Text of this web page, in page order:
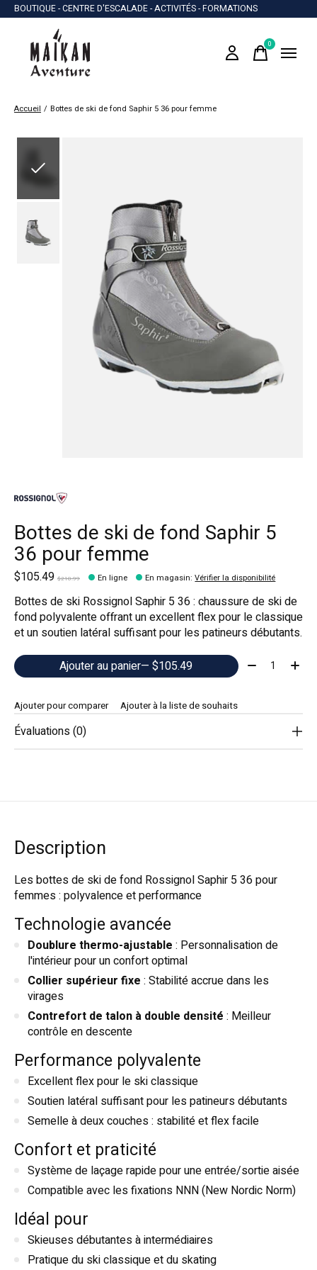
BOUTIQUE - CENTRE D'ESCALADE - ACTIVITÉS - FORMATIONS
0items
Accueil / Bottes de ski de fond Saphir 5 36 pour femme
Bottes de ski de fond Saphir 5
36 pour femme
$105.49 $210.99 En ligne En magasin:Vérifier la disponibilité
Bottes de ski Rossignol Saphir 5 36 : chaussure de ski de
fond polyvalente offrant un excellent flex pour le classique
et un soutien latéral suffisant pour les patineurs débutants.
Ajouter au panier
— $105.49 Quantité:
Ajouter pour comparer Ajouter à la liste de souhaits
Évaluations (0)
Description
Les bottes de ski de fond Rossignol Saphir 5 36 pour
femmes : polyvalence et performance
Technologie avancée
Doublure thermo-ajustable : Personnalisation de
l'intérieur pour un confort optimal
Collier supérieur fixe : Stabilité accrue dans les
virages
Contrefort de talon à double densité : Meilleur
contrôle en descente
Performance polyvalente
Excellent flex pour le ski classique
Soutien latéral suffisant pour les patineurs débutants
Semelle à deux couches : stabilité et flex facile
Confort et praticité
Système de laçage rapide pour une entrée/sortie aisée
Compatible avec les fixations NNN (New Nordic Norm)
Idéal pour
Skieuses débutantes à intermédiaires
Pratique du ski classique et du skating